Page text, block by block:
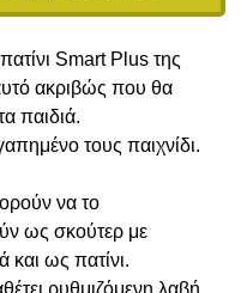
Smart Plus της
ακριβώς που θα
παιδιά.
τους παιχνίδι.
να το
ως σκούτερ με
και ως πατίνι.
ρυθμιζόμενη λαβή